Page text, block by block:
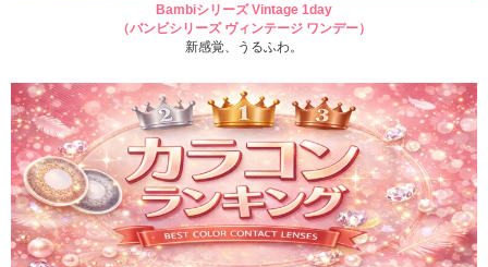
Bambiシリーズ Vintage 1day
（バンビシリーズ ヴィンテージ ワンデー）
新感覚、うるふわ。